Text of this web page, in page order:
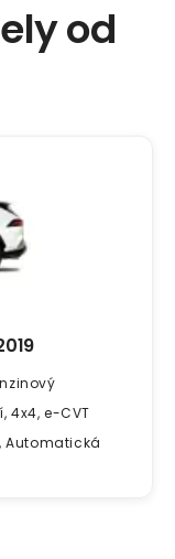
od
4x4, e-CVT
Automatická